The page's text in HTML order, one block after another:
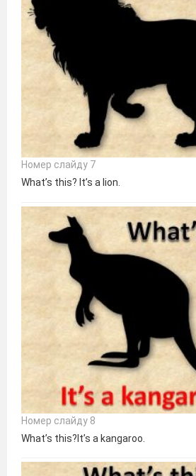
Номер слайду 7
What’s this? It’s a lion.
Номер слайду 8
What’s this?It’s a kangaroo.